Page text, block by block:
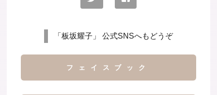
「板坂耀子」 公式SNSへもどうぞ
フェイスブック